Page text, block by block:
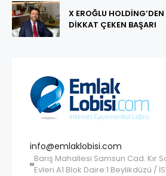
X EROĞLU
DİKKAT ÇEKEN BAŞARI
info@emlaklobisi.com
Barış Mahallesi Samsun Cad. Kır
Evleri A1 Blok Daire:1 Beylikdüzü /